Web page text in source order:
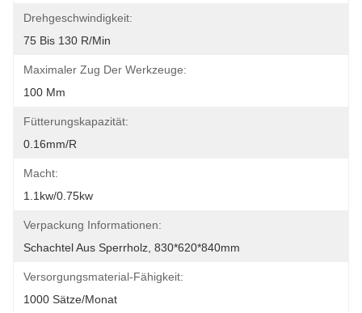
Drehgeschwindigkeit:
75 Bis 130 R/min
Maximaler Zug Der Werkzeuge:
100 Mm
Fütterungskapazität:
0.16mm/r
Macht:
1.1kw/0.75kw
Verpackung Informationen:
Schachtel Aus Sperrholz, 830*620*840mm
Versorgungsmaterial-Fähigkeit:
1000 Sätze/Monat